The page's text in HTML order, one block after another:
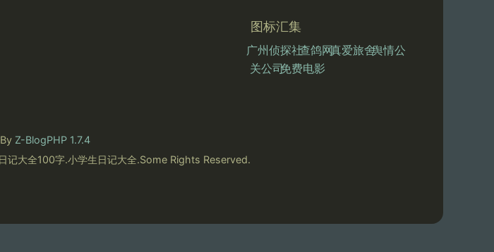
图标汇集
广州侦探社查鸽网真爱旅舍舆情公
关公司免费电影
Z-BlogPHP 1.7.4
记大全100字.小学生日记大全.Some Rights Reserved.